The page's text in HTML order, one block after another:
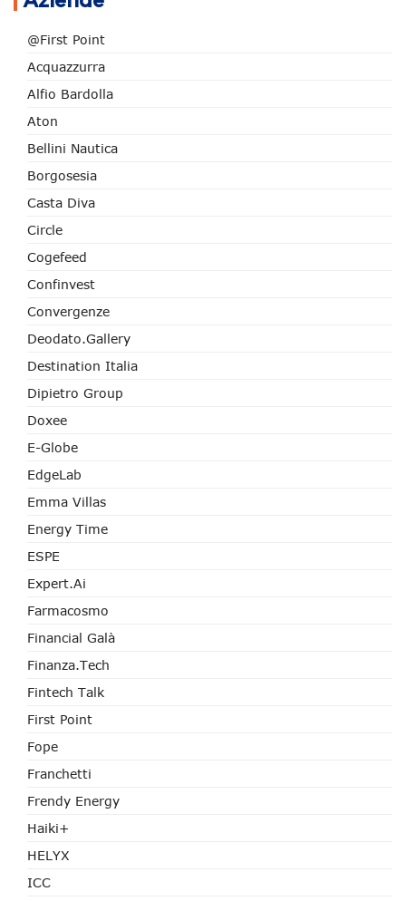
@First Point
Acquazzurra
Alfio Bardolla
Aton
Bellini Nautica
Borgosesia
Casta Diva
Circle
Cogefeed
Confinvest
Convergenze
Deodato.Gallery
Destination Italia
Dipietro Group
Doxee
E-Globe
EdgeLab
Emma Villas
Energy Time
ESPE
Expert.ai
Farmacosmo
Financial Galà
Finanza.tech
Fintech Talk
First Point
Fope
Franchetti
Frendy Energy
Haiki+
HELYX
ICC